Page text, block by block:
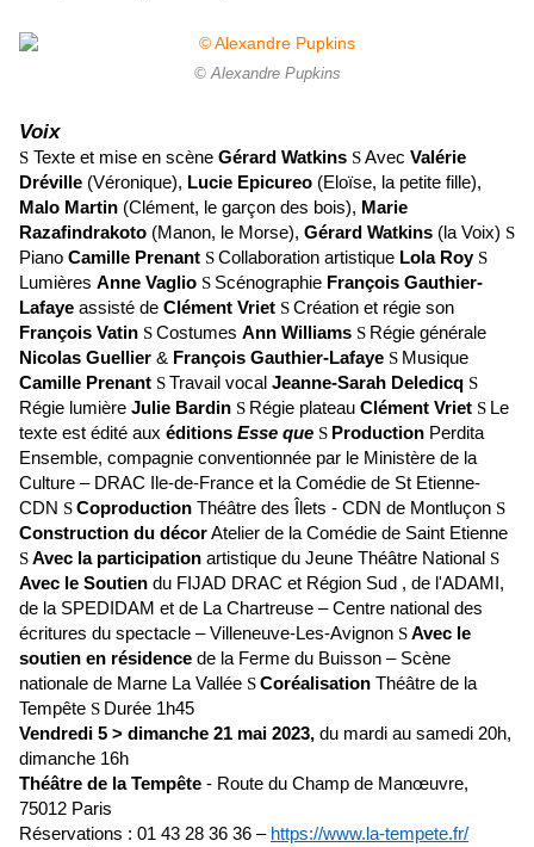
© Alexandre Pupkins
Voix
S Texte et mise en scène Gérard Watkins SAvec Valérie
Dréville (Véronique), Lucie Epicureo (Eloïse, la petite fille),
Malo Martin (Clément, le garçon des bois), Marie
Razafindrakoto (Manon, le Morse), Gérard Watkins (la Voix) S
Piano Camille Prenant SCollaboration artistique Lola Roy S
Lumières Anne Vaglio S Scénographie François Gauthier-
Lafaye assisté de Clément Vriet SCréation et régie son
François Vatin SCostumes Ann Williams S Régie générale
Nicolas Guellier & François Gauthier-Lafaye S Musique
Camille Prenant STravail vocal Jeanne-Sarah Deledicq S
Régie lumière Julie Bardin S Régie plateau Clément Vriet S Le
texte est édité aux éditions Esse que S Production Perdita
Ensemble, compagnie conventionnée par le Ministère de la
Culture – DRAC Ile-de-France et la Comédie de St Etienne-
CDN SCoproduction Théâtre des Îlets - CDN de Montluçon S
Construction du décorAtelier de la Comédie de Saint Etienne
SAvec la participation artistique du Jeune Théâtre National S
Avec le Soutien du FIJAD DRAC et Région Sud , de l'ADAMI,
de la SPEDIDAM et de La Chartreuse – Centre national des
écritures du spectacle – Villeneuve-Les-Avignon SAvec le
soutien en résidence de la Ferme du Buisson – Scène
nationale de Marne La Vallée SCoréalisation Théâtre de la
Tempête S Durée 1h45
Vendredi 5 > dimanche 21 mai 2023, du mardi au samedi 20h,
dimanche 16h
Théâtre de la Tempête - Route du Champ de Manœuvre,
75012 Paris
Réservations : 01 43 28 36 36 – https://www.la-tempete.fr/